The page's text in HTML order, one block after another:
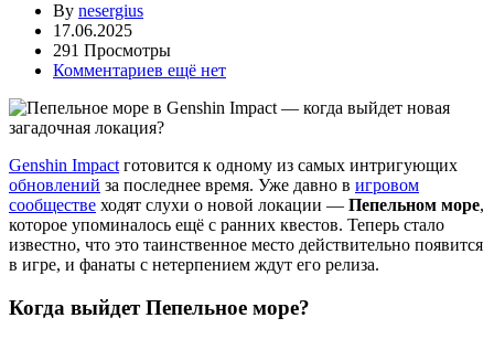
By nesergius
17.06.2025
291 Просмотры
Комментариев ещё нет
Genshin Impactготовится к одному из самых интригующих
обновлений за последнее время. Уже давно в игровом
сообществе ходят слухи о новой локации — Пепельном море,
которое упоминалось ещё с ранних квестов. Теперь стало
известно, что это таинственное место действительно появится
в игре, и фанаты с нетерпением ждут его релиза.
Когда выйдет Пепельное море?